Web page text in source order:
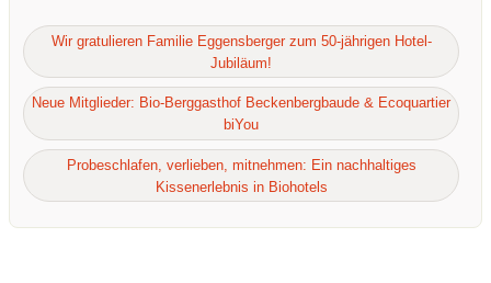
Wir gratulieren Familie Eggensberger zum 50-jährigen Hotel-
Jubiläum!
Neue Mitglieder: Bio-Berggasthof Beckenbergbaude & Ecoquartier
biYou
Probeschlafen, verlieben, mitnehmen: Ein nachhaltiges
Kissenerlebnis in Biohotels